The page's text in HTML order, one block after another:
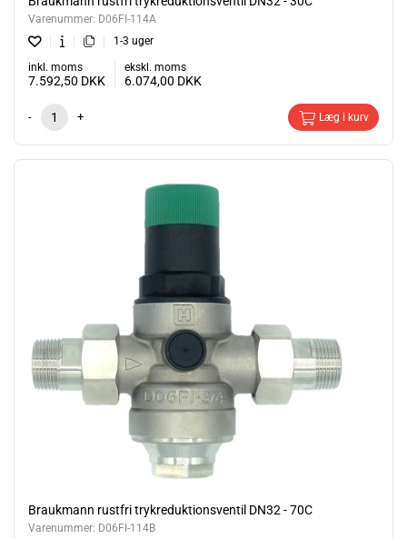
Varenummer: D06FI-114A
1-3 uger
inkl. moms
7.592,50 DKK
ekskl. moms
6.074,00 DKK
- + Læg i kurv
Braukmann rustfri trykreduktionsventil DN32 - 70C
Varenummer: D06FI-114B